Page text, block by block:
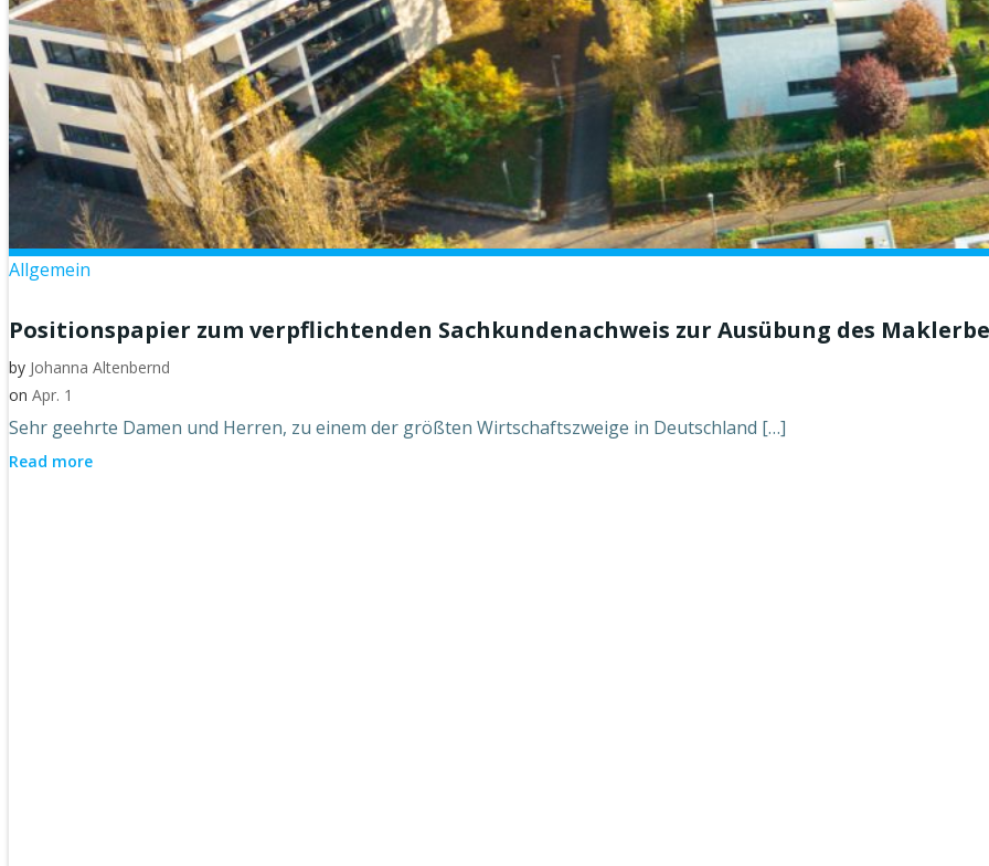
Allgemein
Positionspapier zum verpflichtenden Sachkundenachweis zur Ausübung des
by Johanna Altenbernd
on Apr. 1
Sehr geehrte Damen und Herren, zu einem der größten Wirtschaftszweige in Deutschland […]
Read more